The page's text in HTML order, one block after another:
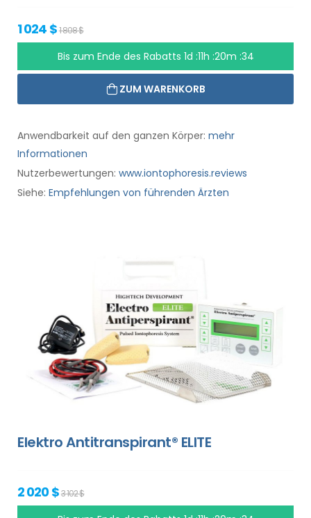
1 024 $1 808 $
Bis zum Ende des Rabatts1d :11h :20m :33
ZUM WARENKORB
Anwendbarkeit auf den ganzen Körper: mehr
Informationen
Nutzerbewertungen: www.iontophoresis.reviews
Siehe: Empfehlungen von führenden Ärzten
Elektro Antitranspirant® ELITE
2 020 $3 102 $